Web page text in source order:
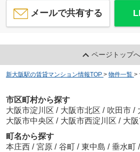
メールで共有する
ページトップへ
新大阪駅の賃貸マンション情報TOP > 物件一覧 >
市区町村から探す
大阪市淀川区 / 大阪市北区 / 吹田市 /
大阪市中央区 / 大阪市西淀川区 / 大
町名から探す
本庄西 / 宮原 / 谷町 / 東中島 / 垂水町 /